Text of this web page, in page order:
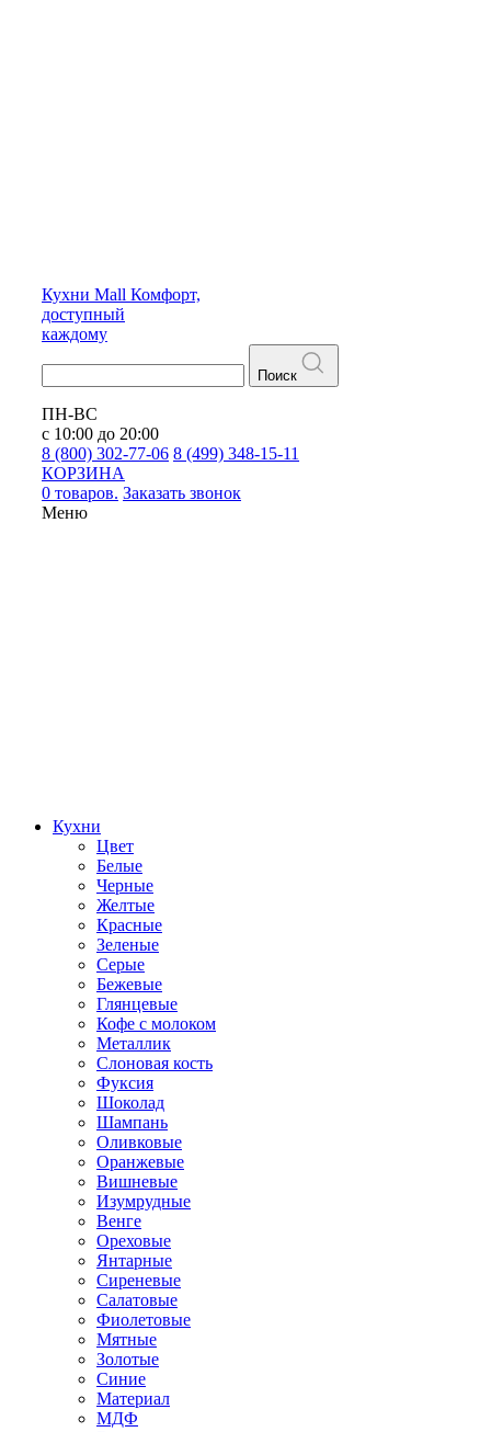
Кухни Mall Комфорт,
доступный
каждому
Поиск
ПН-ВС
с 10:00 до 20:00
8 (800) 302-77-06 8 (499) 348-15-11
КОРЗИНА
0 товаров. Заказать звонок
Меню
Кухни
Цвет
Белые
Черные
Желтые
Красные
Зеленые
Серые
Бежевые
Глянцевые
Кофе с молоком
Металлик
Слоновая кость
Фуксия
Шоколад
Шампань
Оливковые
Оранжевые
Вишневые
Изумрудные
Венге
Ореховые
Янтарные
Сиреневые
Салатовые
Фиолетовые
Мятные
Золотые
Синие
Материал
МДФ